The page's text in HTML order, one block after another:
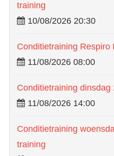
training
10/08/2026 20:30
Conditietraining Respiro
11/08/2026 08:00
Conditietraining
11/08/2026 14:00
Conditietraining
training